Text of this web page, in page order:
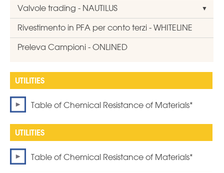
Valvole trading - NAUTILUS
Rivestimento in PFA per conto terzi - WHITELINE
Preleva Campioni - ONLINED
Table of Chemical Resistance of Materials*
Table of Chemical Resistance of Materials*